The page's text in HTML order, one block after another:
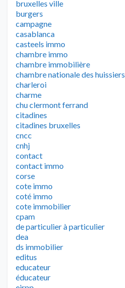
bruxelles ville
burgers
campagne
casablanca
casteels immo
chambre immo
chambre immobilière
chambre nationale des huissiers
charleroi
charme
chu clermont ferrand
citadines
citadines bruxelles
cncc
cnhj
contact
contact immo
corse
cote immo
coté immo
cote immobilier
cpam
de particulier à particulier
dea
ds immobilier
editus
educateur
éducateur